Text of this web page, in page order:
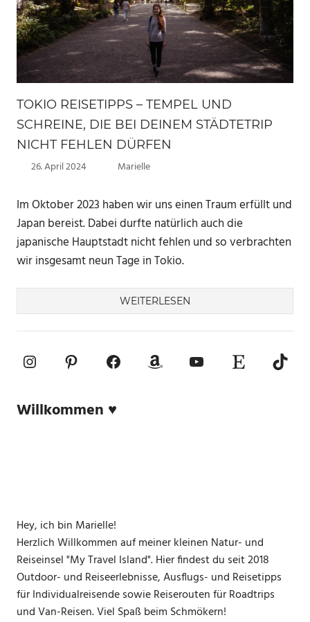
TOKIO REISETIPPS – TEMPEL UND
SCHREINE, DIE BEI DEINEM STÄDTETRIP
NICHT FEHLEN DÜRFEN
26. April 2024 Marielle
Im Oktober 2023 haben wir uns einen Traum erfüllt und
Japan bereist. Dabei durfte natürlich auch die
japanische Hauptstadt nicht fehlen und so verbrachten
wir insgesamt neun Tage in Tokio.
WEITERLESEN
InstagramPinterestFacebookAmazonYouTube
Etsy-Shop
Willkommen ♥
Hey, ich bin Marielle!
Herzlich Willkommen auf meiner kleinen Natur- und
Reiseinsel "My Travel Island". Hier findest du seit 2018
Outdoor- und Reiseerlebnisse, Ausflugs- und Reisetipps
für Individualreisende sowie Reiserouten für Roadtrips
und Van-Reisen. Viel Spaß beim Schmökern!